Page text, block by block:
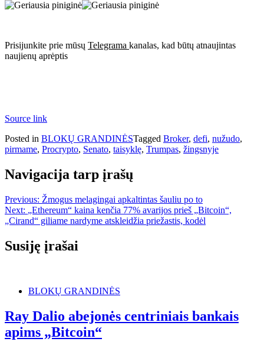
Prisijunkite prie mūsų Telegrama kanalas, kad būtų atnaujintas
naujienų aprėptis
Source link
Posted in BLOKŲ GRANDINĖSTagged Broker, defi, nužudo,
pirmame, Procrypto, Senato, taisyklę, Trumpas, žingsnyje
Navigacija tarp įrašų
Previous: Žmogus melagingai apkaltintas šauliu po to
Next: „Ethereum“ kaina kenčia 77% avarijos prieš „Bitcoin“,
„Cirand“ giliame nardyme atskleidžia priežastis, kodėl
Susiję įrašai
BLOKŲ GRANDINĖS
Ray Dalio abejonės centriniais bankais
apims „Bitcoin“